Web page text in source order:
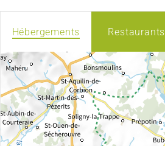
Hébergements Restaurants